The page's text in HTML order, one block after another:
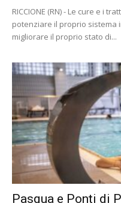
RICCIONE (RN) - Le cure e i
potenziare il proprio sistema
migliorare il proprio stato di...
Pasqua e Ponti di